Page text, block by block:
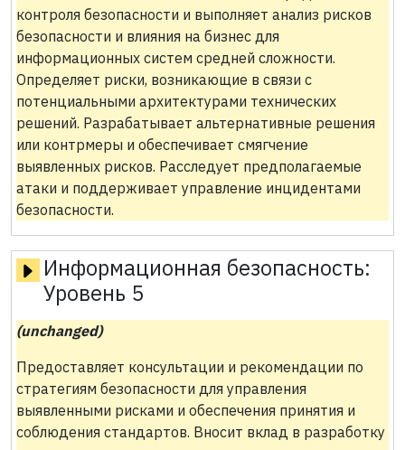
контроля безопасности и выполняет анализ рисков
безопасности и влияния на бизнес для
информационных систем средней сложности.
Определяет риски, возникающие в связи с
потенциальными архитектурами технических
решений. Разрабатывает альтернативные решения
или контрмеры и обеспечивает смягчение
выявленных рисков. Расследует предполагаемые
атаки и поддерживает управление инцидентами
безопасности.
Информационная безопасность:
Уровень 5
(unchanged)
Предоставляет консультации и рекомендации по
стратегиям безопасности для управления
выявленными рисками и обеспечения принятия и
соблюдения стандартов. Вносит вклад в разработку